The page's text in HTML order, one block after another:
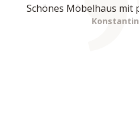
Schönes Möbelhaus mit